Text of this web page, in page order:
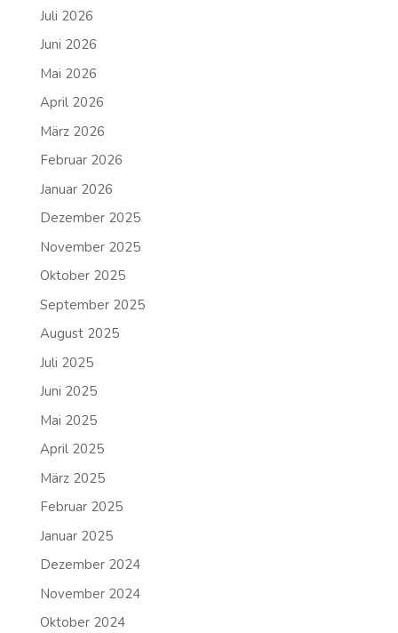
Juli 2026
Juni 2026
Mai 2026
April 2026
März 2026
Februar 2026
Januar 2026
Dezember 2025
November 2025
Oktober 2025
September 2025
August 2025
Juli 2025
Juni 2025
Mai 2025
April 2025
März 2025
Februar 2025
Januar 2025
Dezember 2024
November 2024
Oktober 2024